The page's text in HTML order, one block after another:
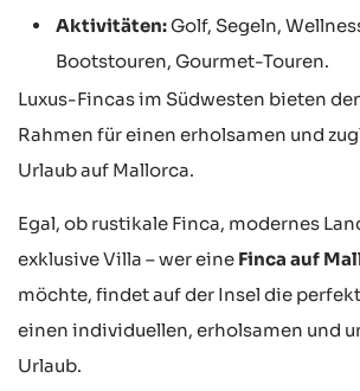
Aktivitäten:Golf, Segeln,
Bootstouren, Gourmet-Touren.
Luxus-Fincas im Südwesten bieten
Rahmen für einen erholsamen und
Urlaub auf Mallorca.
Egal, ob rustikale Finca, modernes
exklusive Villa – wer eine Finca auf
möchte, findet auf der Insel die
einen individuellen, erholsamen und
Urlaub.